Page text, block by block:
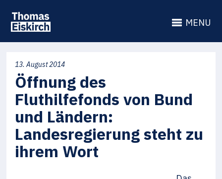
MENU
13. August 2014
Öffnung des
Fluthilfefonds von Bund
und Ländern:
Landesregierung steht zu
ihrem Wort